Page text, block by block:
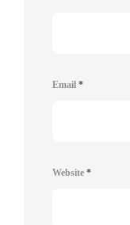
Email *
Website *